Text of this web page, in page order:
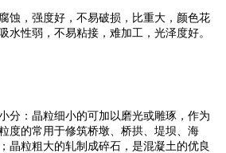
蚀，强度好，不易破损，比重大，颜色花
水性弱，不易粘接，难加工，光泽度好。
分：晶粒细小的可加以磨光或雕琢，作为
度的常用于修筑桥墩、桥拱、堤坝、海
晶粒粗大的轧制成碎石，是混凝土的优良